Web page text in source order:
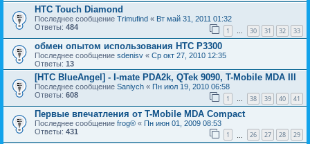
HTC Touch Diamond
Последнее сообщение Trimufind « Вт май 31, 2011 01:32
Ответы: 484 1 … 30 31 32 33
обмен опытом использования HTC P3300
Последнее сообщение sdenisv « Ср окт 27, 2010 12:35
Ответы: 13
[HTC BlueAngel] - I-mate PDA2k, QTek 9090, T-Mobile MDA III
Последнее сообщение Saniych « Пн июл 19, 2010 06:58
Ответы: 608 1 … 38 39 40 41
Первые впечатления от T-Mobile MDA Compact
Последнее сообщение frog® « Пн июн 01, 2009 08:53
Ответы: 431 1 26 27 28 29